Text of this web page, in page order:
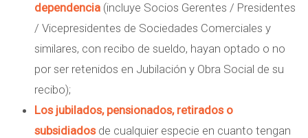
dependencia (incluye Socios Gerentes / Presidentes
/ Vicepresidentes de Sociedades Comerciales y
similares, con recibo de sueldo, hayan optado o no
por ser retenidos en Jubilación y Obra Social de su
recibo);
Los jubilados, pensionados, retirados o
subsidiadosde cualquier especie en cuanto tengan